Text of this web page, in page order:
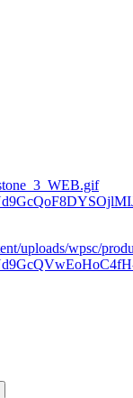
uploads/wpsc/